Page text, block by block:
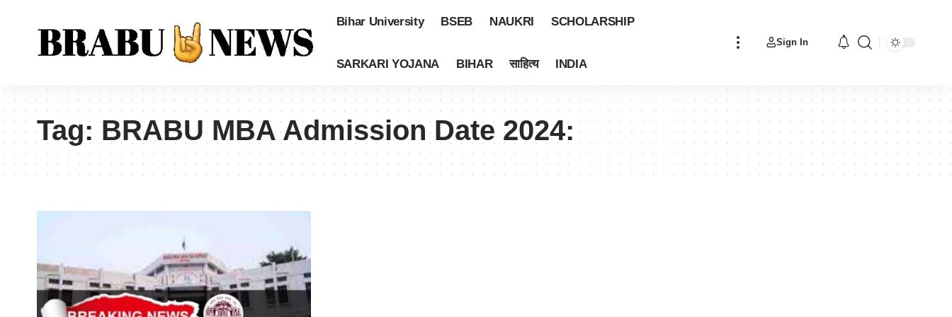
Bihar University BSEB NAUKRI SCHOLARSHIP
SARKARI YOJANA BIHAR साहित्य INDIA
Sign In
Tag:BRABU MBA Admission Date 2024: